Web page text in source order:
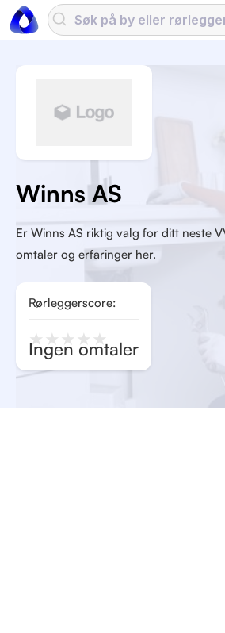
Rørleggerscore:
★ ★ ★ ★ ★
Ingen omtaler
Er Winns AS riktig valg for ditt neste
omtaler og erfaringer her.
Winns AS